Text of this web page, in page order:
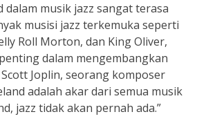
dalam musik jazz sangat terasa
musisi jazz terkemuka seperti
Roll Morton, dan King Oliver,
dalam mengembangkan
Joplin, seorang komposer
adalah akar dari semua musik
jazz tidak akan pernah ada.”